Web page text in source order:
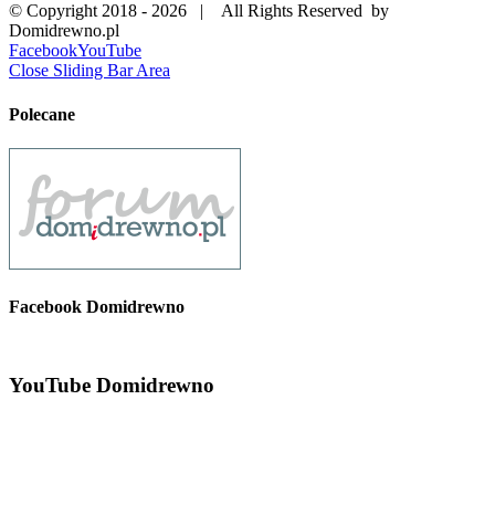
© Copyright 2018 - 2026 | All Rights Reserved by
Domidrewno.pl
FacebookYouTube
Close Sliding Bar Area
Polecane
Facebook Domidrewno
YouTube Domidrewno